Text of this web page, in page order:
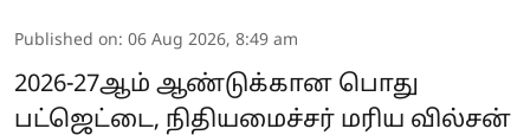
Published on: 06 Aug 2026, 8:49 am
2026-27ஆம் ஆண்டுக்கான பொது
பட்ஜெட்டை, நிதியமைச்சர் மரிய வில்சன்